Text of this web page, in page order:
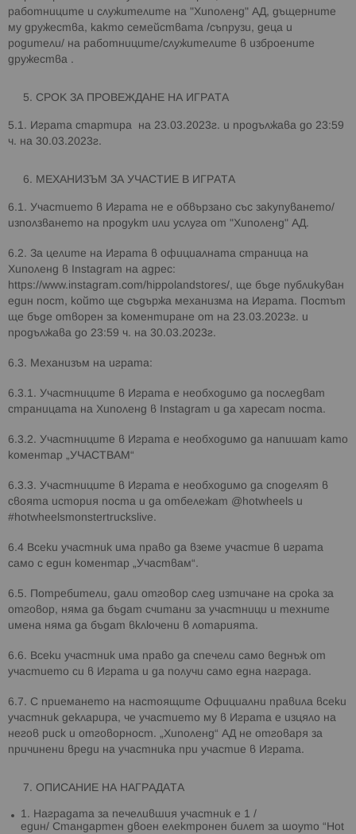
работниците и служителите на "Хиполенд" АД, дъщерните
му дружества, както семействата /съпрузи, деца и
родители/ на работниците/служителите в изброените
дружества .
СРОК ЗА ПРОВЕЖДАНЕ НА ИГРАТА
5.1. Играта стартира на 23.03.2023г. и продължава до 23:59
ч. на 30.03.2023г.
МЕХАНИЗЪМ ЗА УЧАСТИЕ В ИГРАТА
6.1. Участието в Играта не е обвързано със закупуването/
използването на продукт или услуга от "Хиполенд" АД.
6.2. За целите на Играта в официалната страница на
Хиполенд в Instagram на адрес:
https://www.instagram.com/hippolandstores/, ще бъдe публикуван
един пост, който ще съдържа механизма на Играта. Постът
ще бъде отворен за коментиране от на 23.03.2023г. и
продължава до 23:59 ч. на 30.03.2023г.
6.3. Механизъм на играта:
6.3.1. Участниците в Играта е необходимо да последват
страницата на Хиполенд в Instagram и да харесат поста.
6.3.2. Участниците в Играта е необходимо да напишат като
коментар „УЧАСТВАМ“
6.3.3. Участниците в Играта е необходимо да споделят в
своята история поста и да отбележат @hotwheels и
#hotwheelsmonstertruckslive.
6.4 Всеки участник има право да вземе участие в играта
само с един коментар „Участвам“.
6.5. Потребители, дали отговор след изтичане на срока за
отговор, няма да бъдат считани за участници и техните
имена няма да бъдат включени в лотарията.
6.6. Всеки участник има право да спечели само веднъж от
участието си в Играта и да получи само една награда.
6.7. С приемането на настоящите Официални правила всеки
участник декларира, че участието му в Играта е изцяло на
негов риск и отговорност. „Хиполенд“ АД не отговаря за
причинени вреди на участника при участие в Играта.
ОПИСАНИЕ НА НАГРАДАТА
1. Наградата за печелившия участник е 1 /
един/ Стандартен двоен електронен билет за шоуто “Hot